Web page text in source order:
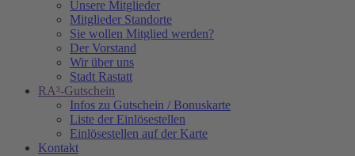
Unsere Mitglieder
Mitglieder Standorte
Sie wollen Mitglied werden?
Der Vorstand
Wir über uns
Stadt Rastatt
RA³-Gutschein
Infos zu Gutschein / Bonuskarte
Liste der Einlösestellen
Einlösestellen auf der Karte
Kontakt